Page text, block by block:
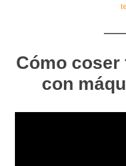
Cómo coser
con